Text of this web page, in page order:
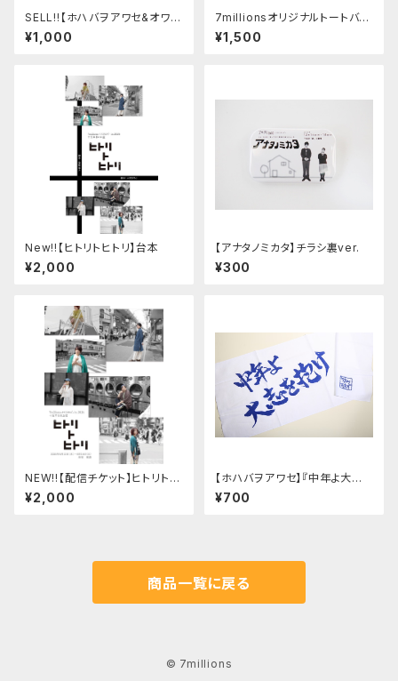
SELL!!【ホハバヲアワセ&オワリ
ノノート】上演台本
¥1,000
7millionsオリジナルトートバッ
グ
¥1,500
New!!【ヒトリトヒトリ】台本
¥2,000
【アナタノミカタ】チラシ裏ver.
¥300
NEW!!【配信チケット】ヒトリトヒ
トリ 朝顔ver.
¥2,000
【ホハバヲアワセ】『中年よ大志
を抱け』手拭い
¥700
商品一覧に戻る
© 7millions